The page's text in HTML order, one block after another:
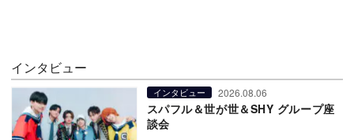
インタビュー
インタビュー 2026.08.06
スパフル＆世が世＆SHY グループ座
談会